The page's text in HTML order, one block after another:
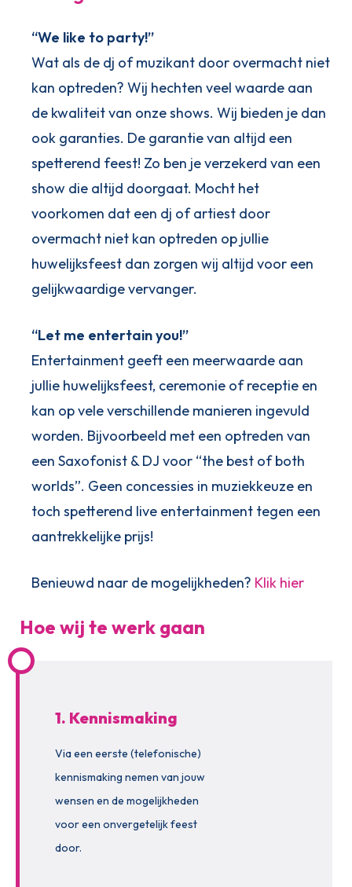
“We like to party!”
Wat als de dj of muzikant door overmacht niet
kan optreden? Wij hechten veel waarde aan
de kwaliteit van onze shows. Wij bieden je dan
ook garanties. De garantie van altijd een
spetterend feest! Zo ben je verzekerd van een
show die altijd doorgaat. Mocht het
voorkomen dat een dj of artiest door
overmacht niet kan optreden op jullie
huwelijksfeest dan zorgen wij altijd voor een
gelijkwaardige vervanger.
“Let me entertain you!”
Entertainment geeft een meerwaarde aan
jullie huwelijksfeest, ceremonie of receptie en
kan op vele verschillende manieren ingevuld
worden. Bijvoorbeeld met een optreden van
een Saxofonist & DJ voor “the best of both
worlds”. Geen concessies in muziekkeuze en
toch spetterend live entertainment tegen een
aantrekkelijke prijs!
Benieuwd naar de mogelijkheden? Klik hier
Hoe wij te werk gaan
1. Kennismaking
Via een eerste (telefonische)
kennismaking nemen van jouw
wensen en de mogelijkheden
voor een onvergetelijk feest
door.